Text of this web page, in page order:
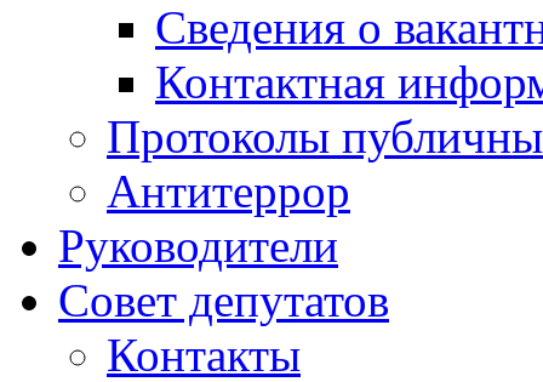
Сведения о
Контактная
Протоколы
Антитеррор
Руководители
Совет депутатов
Контакты